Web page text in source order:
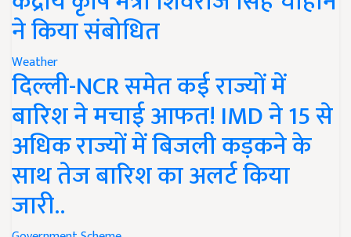
ने किया संबोधित
Weather
दिल्ली-NCR समेत कई राज्यों में
बारिश ने मचाई आफत! IMD ने 15 से
अधिक राज्यों में बिजली कड़कने के
साथ तेज बारिश का अलर्ट किया
जारी..